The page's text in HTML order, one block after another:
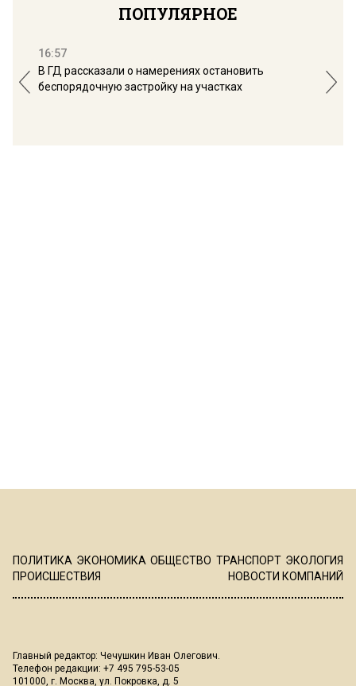
ПОПУЛЯРНОЕ
16:57
В ГД рассказали о намерениях остановить
беспорядочную застройку на участках
ПОЛИТИКА ЭКОНОМИКА ОБЩЕСТВО ТРАНСПОРТ ЭКОЛОГИЯ
ПРОИСШЕСТВИЯ
НОВОСТИ КОМПАНИЙ
Главный редактор: Чечушкин Иван Олегович.
Телефон редакции: +7 495 795-53-05
101000, г. Москва, ул. Покровка, д. 5